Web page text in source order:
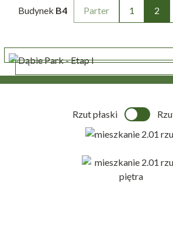
Budynek B4 Parter 1 2
Rzut płaski